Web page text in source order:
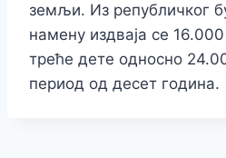
земљи. Из републичког
намену издваја се
треће дете односно
период од десет година.